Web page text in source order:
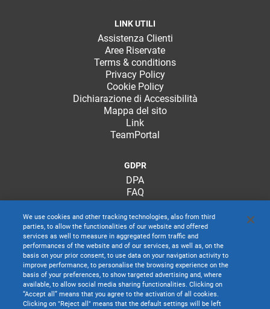
LINK UTILI
Assistenza Clienti
Aree Riservate
Terms & conditions
Privacy Policy
Cookie Policy
Dichiarazione di Accessibilità
Mappa del sito
Link
TeamPortal
GDPR
DPA
FAQ
We use cookies and other tracking technologies, also from third
parties, to allow the functionalities of our website and offered
services as well to measure in aggregated form traffic and
performances of the website and of our services, as well as, on the
basis on your prior consent, to use data on your navigation activity to
improve performance, to personalise the browsing experience on the
basis of your preferences, to show targeted advertising and, where
available, to allow social media sharing functionalities. Clicking on
“Accept all” means that you agree to the activation of all cookies.
Clicking on "Reject all" means that the default settings will be left